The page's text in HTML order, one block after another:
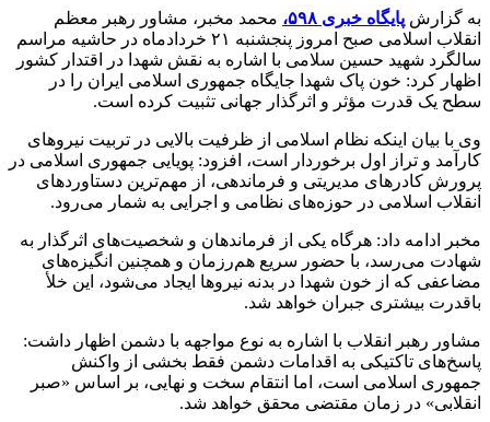
به گزارش پایگاه خبری ۵۹۸،
محمد مخبر، مشاور رهبر معظم
انقلاب اسلامی صبح امروز پنجشنبه ۲۱ خردادماه در حاشیه مراسم
سالگرد شهید حسین سلامی با اشاره به نقش شهدا در اقتدار کشور
اظهار کرد: خون پاک شهدا جایگاه جمهوری اسلامی ایران را در
سطح یک قدرت مؤثر و اثرگذار جهانی تثبیت کرده است.
وی با بیان اینکه نظام اسلامی از ظرفیت بالایی در تربیت نیرو‌های
کارآمد و تراز اول برخوردار است، افزود: پویایی جمهوری اسلامی در
پرورش کادر‌های مدیریتی و فرماندهی، از مهم‌ترین دستاورد‌های
انقلاب اسلامی در حوزه‌های نظامی و اجرایی به شمار می‌رود.
مخبر ادامه داد: هرگاه یکی از فرماندهان و شخصیت‌های اثرگذار به
شهادت می‌رسد، با حضور سریع هم‌رزمان و همچنین انگیزه‌های
مضاعفی که از خون شهدا در بدنه نیرو‌ها ایجاد می‌شود، این خلأ
باقدرت بیشتری جبران خواهد شد.
مشاور رهبر انقلاب با اشاره به نوع مواجهه با دشمن اظهار داشت:
پاسخ‌های تاکتیکی به اقدامات دشمن فقط بخشی از واکنش
جمهوری اسلامی است، اما انتقام سخت و نهایی، بر اساس «صبر
انقلابی» در زمان مقتضی محقق خواهد شد.